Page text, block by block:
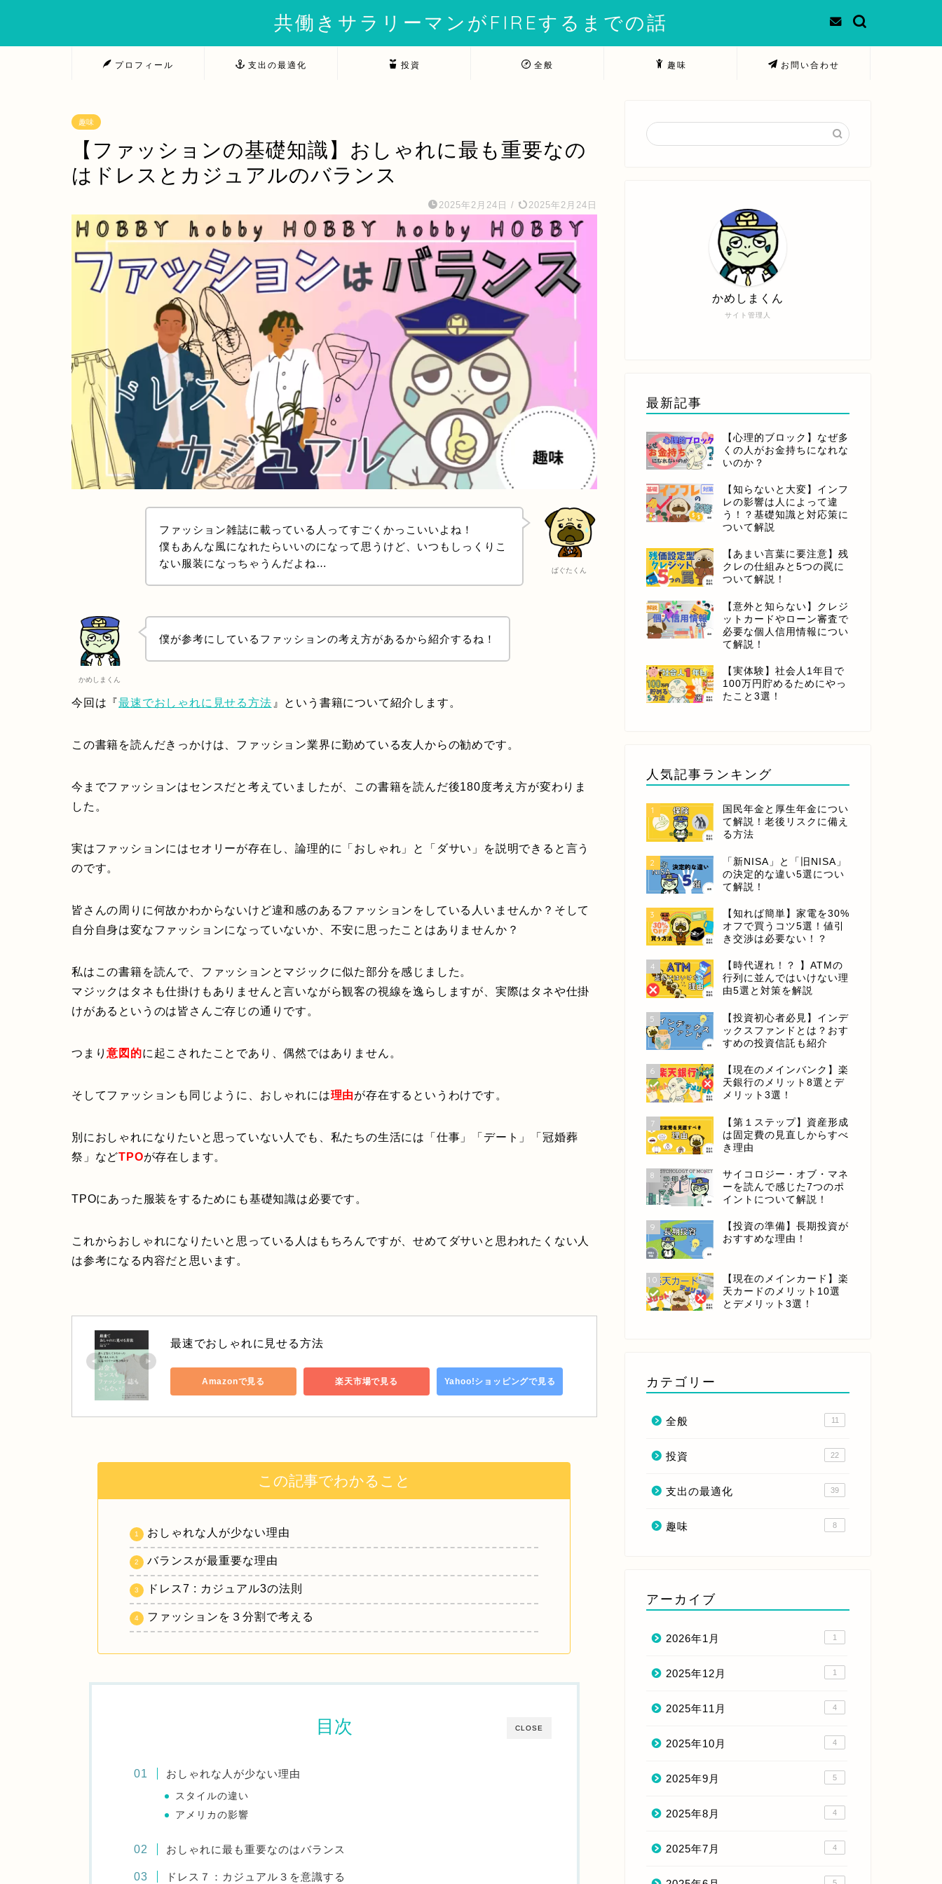
共働きサラリーマンがFIREするまでの話
プロフィール 支出の最適化 投資 全般 趣味 お問い合わせ
趣味
【ファッションの基礎知識】おしゃれに最も重要なの
はドレスとカジュアルのバランス
2025年2月24日 / 2025年2月24日
ぱぐたくん
ファッション雑誌に載っている人ってすごくかっこいいよね！
僕もあんな風になれたらいいのになって思うけど、いつもしっくりこ
ない服装になっちゃうんだよね…
かめしまくん
僕が参考にしているファッションの考え方があるから紹介するね！
今回は『最速でおしゃれに見せる方法 』という書籍について紹介します。
この書籍を読んだきっかけは、ファッション業界に勤めている友人からの勧めです。
今までファッションはセンスだと考えていましたが、この書籍を読んだ後180度考え方が変わりま
した。
実はファッションにはセオリーが存在し、論理的に「おしゃれ」と「ダサい」を説明できると言う
のです。
皆さんの周りに何故かわからないけど違和感のあるファッションをしている人いませんか？そして
自分自身は変なファッションになっていないか、不安に思ったことはありませんか？
私はこの書籍を読んで、ファッションとマジックに似た部分を感じました。
マジックはタネも仕掛けもありませんと言いながら観客の視線を逸らしますが、実際はタネや仕掛
けがあるというのは皆さんご存じの通りです。
つまり意図的に起こされたことであり、偶然ではありません。
そしてファッションも同じように、おしゃれには理由が存在するというわけです。
別におしゃれになりたいと思っていない人でも、私たちの生活には「仕事」「デート」「冠婚葬
祭」などTPOが存在します。
TPOにあった服装をするためにも基礎知識は必要です。
これからおしゃれになりたいと思っている人はもちろんですが、せめてダサいと思われたくない人
は参考になる内容だと思います。
最速でおしゃれに見せる方法
Amazonで見る 楽天市場で見る Yahoo!ショッピングで見る
この記事でわかること
おしゃれな人が少ない理由
バランスが最重要な理由
ドレス7 : カジュアル3の法則
ファッションを３分割で考える
CLOSE
目次
おしゃれな人が少ない理由
スタイルの違い
アメリカの影響
おしゃれに最も重要なのはバランス
ドレス７：カジュアル３を意識する
サイト管理人
かめしまくん
最新記事
【心理的ブロック】なぜ多
くの人がお金持ちになれな
いのか？
【知らないと大変】インフ
レの影響は人によって違
う！？基礎知識と対応策に
ついて解説
【あまい言葉に要注意】残
クレの仕組みと5つの罠に
ついて解説！
【意外と知らない】クレジ
ットカードやローン審査で
必要な個人信用情報につい
て解説！
【実体験】社会人1年目で
100万円貯めるためにやっ
たこと3選！
人気記事ランキング
1
国民年金と厚生年金につい
て解説！老後リスクに備え
る方法
2
「新NISA」と「旧NISA」
の決定的な違い5選につい
て解説！
3
【知れば簡単】家電を30%
オフで買うコツ5選！値引
き交渉は必要ない！？
4
【時代遅れ！？ 】ATMの
行列に並んではいけない理
由5選と対策を解説
5
【投資初心者必見】インデ
ックスファンドとは？おす
すめの投資信託も紹介
6
【現在のメインバンク】楽
天銀行のメリット8選とデ
メリット3選！
7
【第１ステップ】資産形成
は固定費の見直しからすべ
き理由
8
サイコロジー・オブ・マネ
ーを読んで感じた7つのポ
イントについて解説！
9
【投資の準備】長期投資が
おすすめな理由！
10
【現在のメインカード】楽
天カードのメリット10選
とデメリット3選！
カテゴリー
全般 11
投資 22
支出の最適化 39
趣味 8
アーカイブ
2026年1月 1
2025年12月 1
2025年11月 4
2025年10月 4
2025年9月 5
2025年8月 4
2025年7月 4